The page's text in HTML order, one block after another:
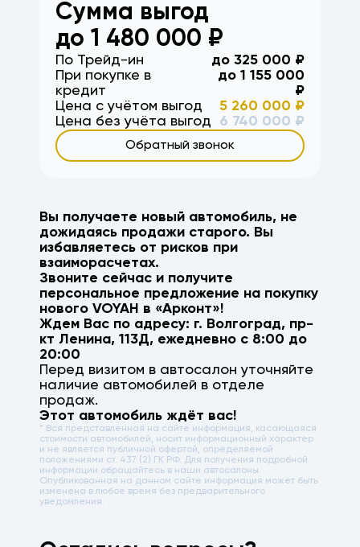
Сумма выгод
до 1 480 000 ₽
По Трейд-ин до 325 000 ₽
При покупке в
кредит
до 1 155 000
₽
Цена с учётом выгод
5 260 000 ₽
Цена без учёта выгод
6 740 000 ₽
Обратный звонок
Вы получаете новый автомобиль, не
дожидаясь продажи старого. Вы
избавляетесь от рисков при
взаиморасчетах.
Звоните сейчас и получите
персональное предложение на покупку
нового VOYAH в «Арконт»!
Ждем Вас по адресу: г. Волгоград, пр-
кт Ленина, 113Д, ежедневно с 8:00 до
20:00
Перед визитом в автосалон уточняйте
наличие автомобилей в отделе
продаж.
Этот автомобиль ждёт вас!
* Вся представленная на сайте информация, касающаяся
стоимости автомобилей, носит информационный характер
и не является публичной офертой, определяемой
положениями ст. 437 (2) ГК РФ. Для получения подробной
информации обращайтесь в наши автосалоны.
Опубликованная на данном сайте информация может быть
изменена в любое время без предварительного
уведомления.